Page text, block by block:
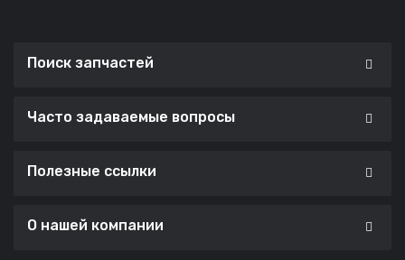
Поиск запчастей
Часто задаваемые вопросы
Полезные ссылки
О нашей компании